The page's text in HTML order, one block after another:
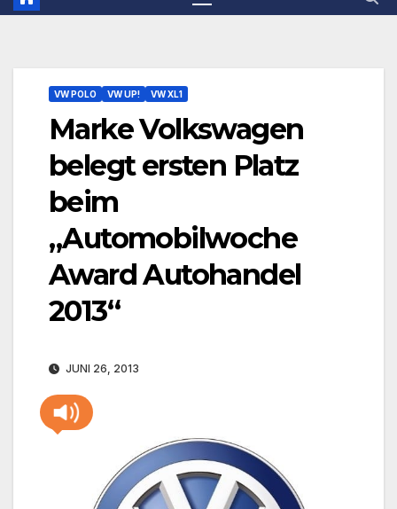
VW POLO VW UP! VW XL1
Marke Volkswagen
belegt ersten Platz
beim
„Automobilwoche
Award Autohandel
2013“
JUNI 26, 2013